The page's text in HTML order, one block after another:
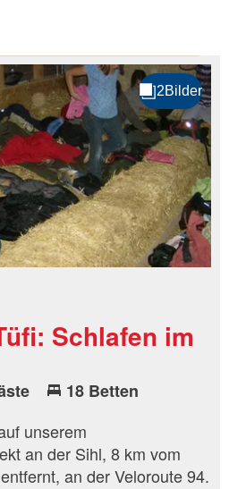
Schlafen im
18 Betten
unserem
an der Sihl, 8 km vom
an der Veloroute 94.